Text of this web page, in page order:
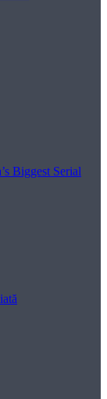
Biggest Serial